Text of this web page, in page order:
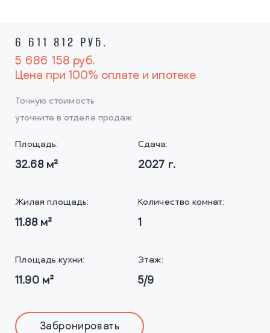
6 611 812 РУБ.
5 686 158 руб.
Цена при 100% оплате и ипотеке
Точную стоимость
уточните в отделе продаж
Площадь:
32.68м²
Сдача:
2027 г.
Жилая площадь:
11.88м²
Количество комнат:
1
Площадь кухни:
11.90м²
Этаж:
5/9
Забронировать